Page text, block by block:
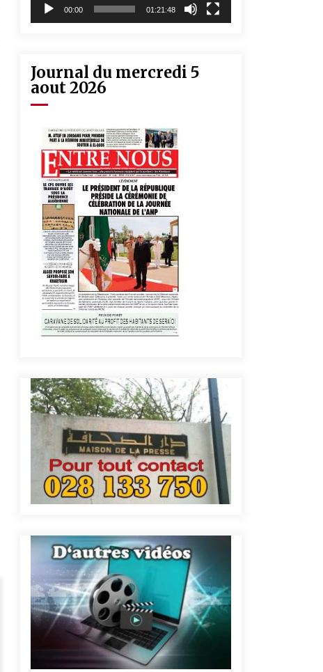
00:00 01:21:48
Journal du mercredi 5
aout 2026